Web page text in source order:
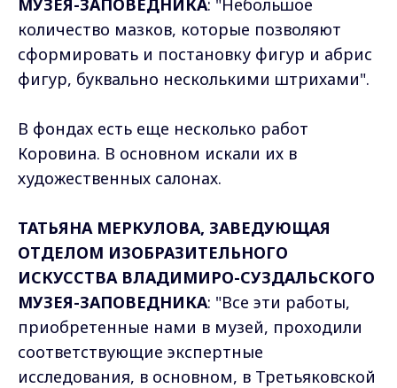
количество мазков, которые позволяют
сформировать и постановку фигур и абрис
фигур, буквально несколькими штрихами".
В фондах есть еще несколько работ
Коровина. В основном искали их в
художественных салонах.
ТАТЬЯНА МЕРКУЛОВА, ЗАВЕДУЮЩАЯ
ОТДЕЛОМ ИЗОБРАЗИТЕЛЬНОГО
ИСКУССТВА ВЛАДИМИРО-СУЗДАЛЬСКОГО
МУЗЕЯ-ЗАПОВЕДНИКА: "Все эти работы,
приобретенные нами в музей, проходили
соответствующие экспертные
исследования, в основном, в Третьяковской